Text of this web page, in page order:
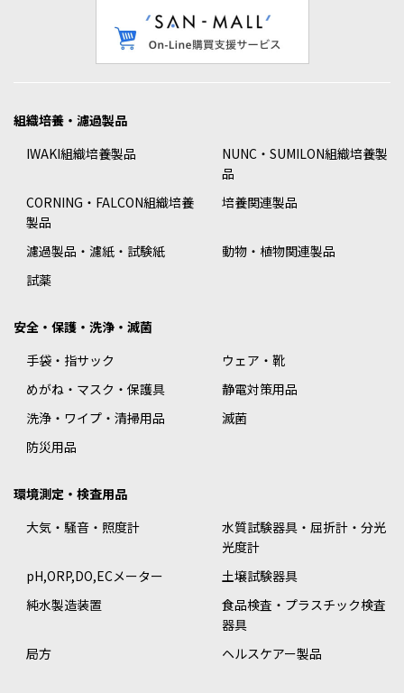
組織培養・濾過製品
IWAKI組織培養製品
NUNC・SUMILON組織培養製
品
CORNING・FALCON組織培養
製品
培養関連製品
濾過製品・濾紙・試験紙
動物・植物関連製品
試薬
安全・保護・洗浄・滅菌
手袋・指サック
ウェア・靴
めがね・マスク・保護具
静電対策用品
洗浄・ワイプ・清掃用品
滅菌
防災用品
環境測定・検査用品
大気・騒音・照度計
水質試験器具・屈折計・分光
光度計
pH,ORP,DO,ECメーター
土壌試験器具
純水製造装置
食品検査・プラスチック検査
器具
局方
ヘルスケアー製品